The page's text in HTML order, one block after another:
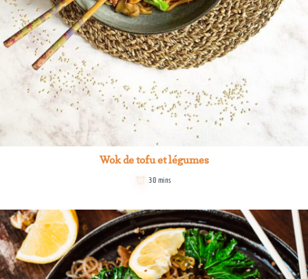
Wok de tofu et légumes
30 mins